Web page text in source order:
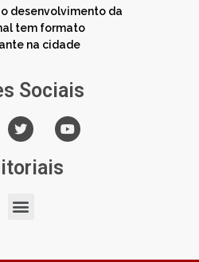
desenvolvimento da
tem formato
na cidade
Sociais